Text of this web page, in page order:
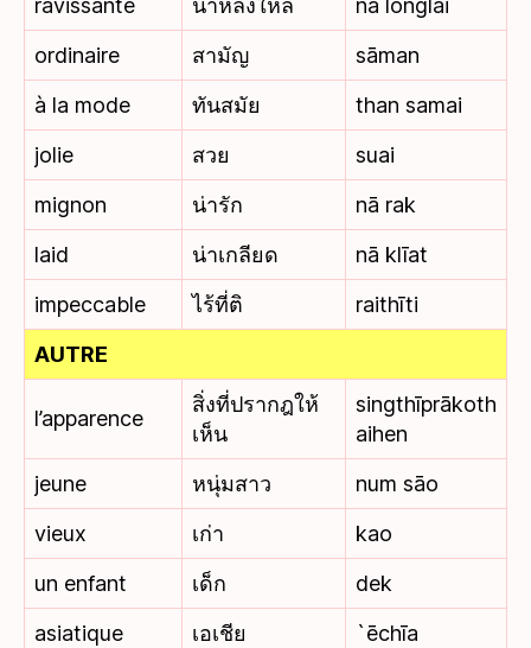
ravissante
น่าหลงใหล
nā longlai
ordinaire
สามัญ
sāman
à la mode
ทันสมัย
than samai
jolie
สวย
suai
mignon
น่ารัก
nā rak
laid
น่าเกลียด
nā klīat
impeccable
ไร้ที่ติ
raithīti
AUTRE
l’apparence
สิ่งที่ปรากฎให้
เห็น
singthīprākoth
aihen
jeune
หนุ่มสาว
num sāo
vieux
เก่า
kao
un enfant
เด็ก
dek
asiatique
เอเชีย
`ēchīa